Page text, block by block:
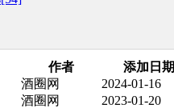
作者
添加日期
酒圈网
2024-01-16
酒圈网
2023-01-20